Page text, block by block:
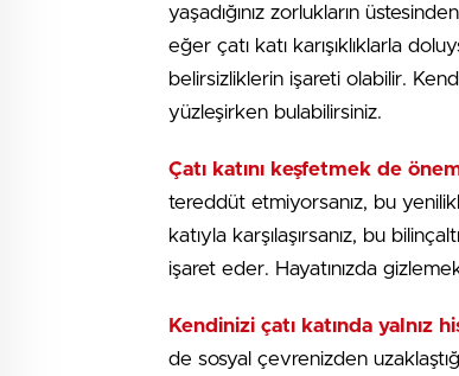
yaşadığınız zorlukların
eğer çatı katı karışıklıklarla
belirsizliklerin işareti olabilir.
yüzleşirken bulabilirsiniz.
Çatı katını keşfetmek de
tereddüt etmiyorsanız, bu
katıyla karşılaşırsanız, bu
işaret eder. Hayatınızda
Kendinizi çatı katında yalnız
de sosyal çevrenizden